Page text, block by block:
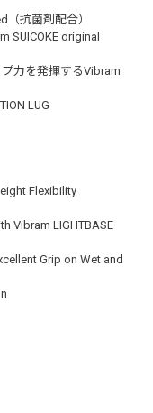
（抗菌剤配合）
SUICOKE original
力を発揮するVibram
LUG
Flexibility
Vibram LIGHTBASE
Grip on Wet and